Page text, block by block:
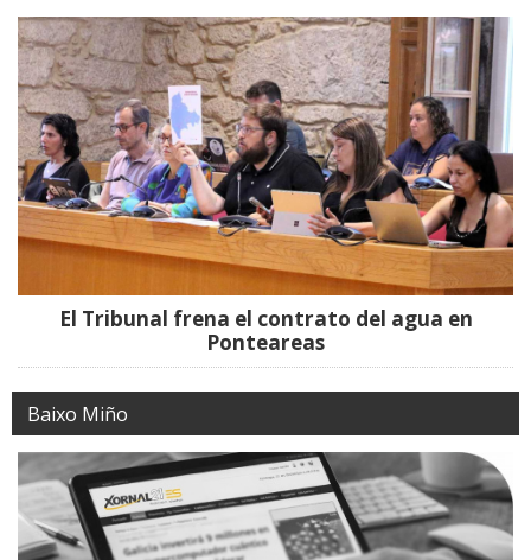
El Tribunal frena el contrato del agua en
Ponteareas
Baixo Miño